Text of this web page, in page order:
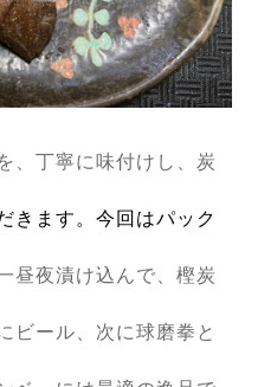
、丁寧に味付けし、炭
きます。今回はパック
昼夜漬け込んで、樫炭
ビール、次に球磨拳と